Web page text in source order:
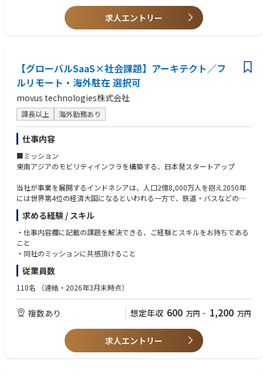
ていただき、プロジェクトマネージャーとして、顧客との関係構築からプ
ロジェクト運営までを一貫して担当して頂きます。技術成果開発において
※主な業務内容
・要求分析、機能分解、設計構造化など、SE思考に基づく開発プロセス改
善・改革
・システムズエンジニアリング導入に向けた業務設計・体制構築支援
・モデルベース開発（MATLAB/Simulink、SysML等）活用の推進・現場導
入、教育支援
・開発プロセス成熟度（ASPICE／ISO26262等）診断および改善提案
・顧客との信頼関係構築および課題ヒアリング・提案活動
・プロジェクト計画立案・進捗／品質／リスク管理・チームマネジメント
・関係部署・パートナー企業との協業、折衝および成果報告
※取引先の80%は国内最大手の自動車関係会社です。
【具体的な業務の流れ】
お客様（特に製造業の研究・開発部門）の課題をお聞きし、課題解決に向
けて提案を実施。提案内容について合意をえられたら、弊社の方でプロジ
ェクトチームを組み、納品に向けてのコンサル・エンジニアリングサービ
スを実施する。
【魅力】
◎事業の将来性
製造業界において、CASEへの対応IoT化が進む中で、MBSE/MBDのニーズ
が益々増えてくることが予想されており、同領域のスペシャリスト集団と
して業界をリードしていきます。また、図研(株)からの出資、バックアッ
プもあり、大手顧客との新規窓口も開設済みのことからも、安定性と将来
性を感じられる企業です。
◎エンジニアリングのスキルアップ
高い専門性を持つメンバーが在籍しており、それぞれの強み、スキルを補
・コンサルティングファームまたは事業会社での業務改革・技術企画・P
・MBDツール（MATLAB/Simulink、Stateflow等）によるモデル開発・検
証経験
・組込みソフト開発プロセスの理解、コード生成やHILS/SILS試験の経験
・要求仕様書/機能仕様書の作成・管理経験
・機能安全（ISO26262）またはASPICEに基づく開発・監査経験
・システムズエンジニアリング教育・導入支援の経験
【中途入社者のバックグラウンド】
完成車メーカー、Tier1サプライヤー、電機メーカー、MBDベンダー等
求人エントリー
【グローバルSaaS×社会課題】アーキテクト／フ
ルリモート・海外駐在 選択可
movus technologies株式会社
課長以上 海外勤務あり
仕事内容
■ミッション
東南アジアのモビリティインフラを構築する、日本発スタートアップ
当社が事業を展開するインドネシアは、人口2億8,000万人を抱え2050年
には世界第4位の経済大国になるといわれる一方で、鉄道・バスなどの公
共交通インフラがまだまだ未整備で、GrabやGojekといった配車アプリが
事実上の公共交通として機能しています。
通勤・買い物・通院など日常生活のあらゆる移動を配車アプリが担う社会
において、ドライバーの不足はインフラの機能不全を意味します。
しかし需要が急拡大する一方、ドライバー担い手の供給は追いついていま
その根本原因は、車両取得に必要な金融アクセスが個人レベルで整ってい
ないことです。
現地金融機関のドライバーへのローン審査通過率は0.1%以下と信用を蓄積
する仕組みが未整備なため、「ドライバーになりたくてもなれない」人が
大量に存在しています。
movus（ムーブス）はこの構造に対し、独自のテクノロジーを用いた自動
求める経験 / スキル
・仕事内容欄に記載の課題を解決できる、ご経験とスキルをお持ちである
こと
・同社のミッションに共感頂けること
従業員数
110名 （連結・2026年3月末時点）
複数あり 想定年収 600 万円 ~ 1,200 万円
求人エントリー